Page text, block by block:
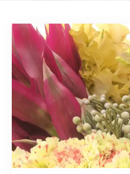
080-
※アトリエオープン日